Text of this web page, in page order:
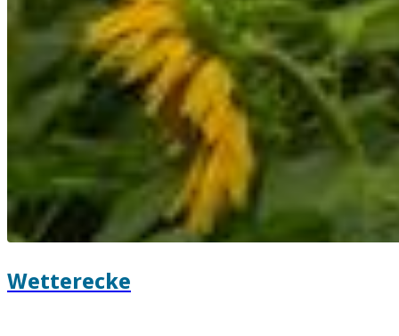
Wetterecke